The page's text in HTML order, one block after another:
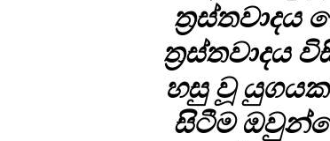
ත්‍රස්තවාදය
හසු වූ
සිටීම